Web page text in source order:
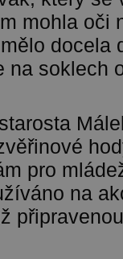
mohla oči
docela
na soklech
pro
na